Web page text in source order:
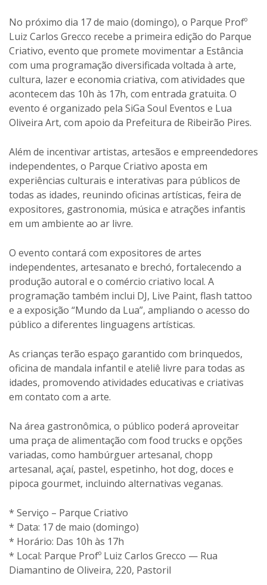
No próximo dia 17 de maio (domingo), o Parque Profº
Luiz Carlos Grecco recebe a primeira edição do Parque
Criativo, evento que promete movimentar a Estância
com uma programação diversificada voltada à arte,
cultura, lazer e economia criativa, com atividades que
acontecem das 10h às 17h, com entrada gratuita. O
evento é organizado pela SiGa Soul Eventos e Lua
Oliveira Art, com apoio da Prefeitura de Ribeirão Pires.
Além de incentivar artistas, artesãos e empreendedores
independentes, o Parque Criativo aposta em
experiências culturais e interativas para públicos de
todas as idades, reunindo oficinas artísticas, feira de
expositores, gastronomia, música e atrações infantis
em um ambiente ao ar livre.
O evento contará com expositores de artes
independentes, artesanato e brechó, fortalecendo a
produção autoral e o comércio criativo local. A
programação também inclui DJ, Live Paint, flash tattoo
e a exposição “Mundo da Lua”, ampliando o acesso do
público a diferentes linguagens artísticas.
As crianças terão espaço garantido com brinquedos,
oficina de mandala infantil e ateliê livre para todas as
idades, promovendo atividades educativas e criativas
em contato com a arte.
Na área gastronômica, o público poderá aproveitar
uma praça de alimentação com food trucks e opções
variadas, como hambúrguer artesanal, chopp
artesanal, açaí, pastel, espetinho, hot dog, doces e
pipoca gourmet, incluindo alternativas veganas.
* Serviço – Parque Criativo
* Data: 17 de maio (domingo)
* Horário: Das 10h às 17h
* Local: Parque Profº Luiz Carlos Grecco — Rua
Diamantino de Oliveira, 220, Pastoril